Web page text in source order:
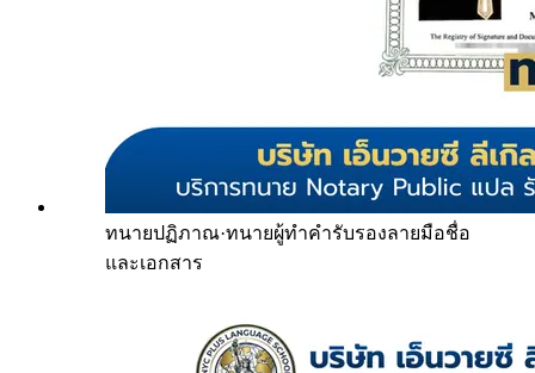
ทนายปฏิภาณ·ทนายผู้ทำคำรับรองลายมือชื่อ
และเอกสาร